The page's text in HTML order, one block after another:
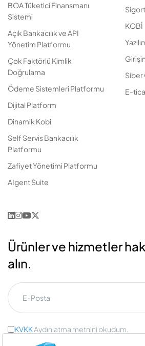
BOA Tüketici Finansmanı
Sistemi
Açık Bankacılık ve API
Yönetim Platformu
Çok Faktörlü Kimlik
Doğrulama
Ödeme Sistemleri Platformu
Dijital Platform
Dinamik Kobi
Self Servis Bankacılık
Platformu
Zafiyet Yönetimi Platformu
AIgent Suite
KOBİ
Siber
E-
Ürünler ve hizmetler
alın.
KVKKAydınlatma metnini okudum.